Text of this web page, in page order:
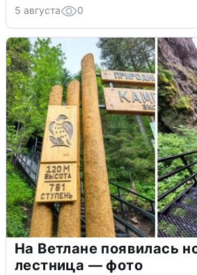
5 августа 0
На Ветлане появилась
лестница — фото